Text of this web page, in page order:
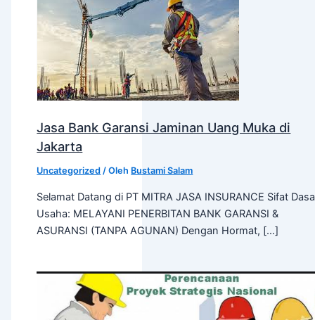
Jasa Bank Garansi Jaminan Uang Muka di
Jakarta
Uncategorized / Oleh Bustami Salam
Selamat Datang di PT MITRA JASA INSURANCE Sifat
Usaha: MELAYANI PENERBITAN BANK GARANSI &
ASURANSI (TANPA AGUNAN) Dengan Hormat, […]